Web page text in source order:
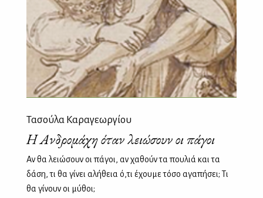
Τασούλα Καραγεωργίου
Η Ανδρομάχη όταν λειώσουν οι πάγοι
Αν θα λειώσουν οι πάγοι, αν χαθούν τα πουλιά και τα
δάση, τι θα γίνει αλήθεια ό,τι έχουμε τόσο αγαπήσει; Τι
θα γίνουν οι μύθοι;